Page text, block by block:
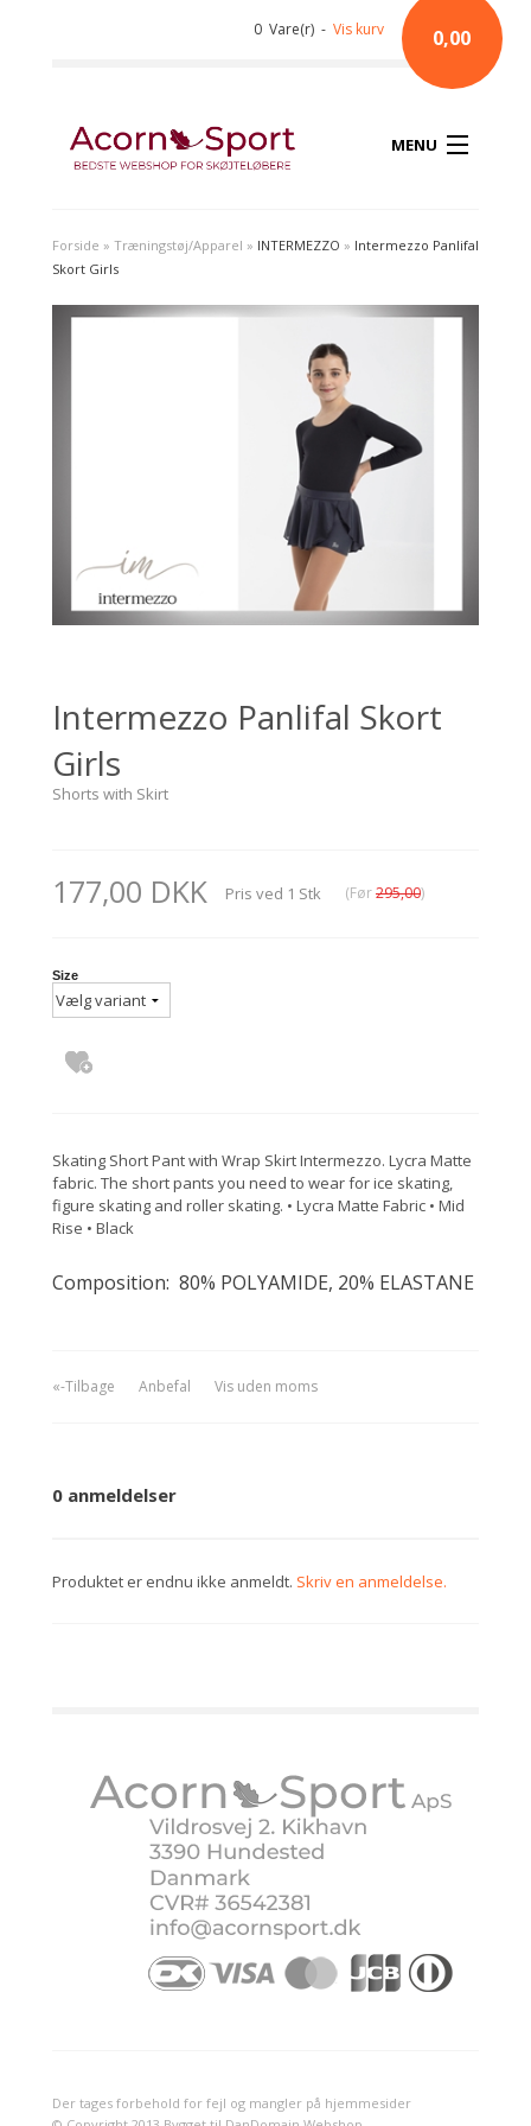
0 Vare(r) - Vis kurv 0,00
MENU
Forside » Træningstøj/Apparel » INTERMEZZO » Intermezzo Panlifal
Skort Girls
Intermezzo Panlifal Skort
Girls
Shorts with Skirt
177,00 DKK Pris ved 1 Stk (Før295,00)
Size
Skating Short Pant with Wrap Skirt Intermezzo. Lycra Matte
fabric. The short pants you need to wear for ice skating,
figure skating and roller skating. • Lycra Matte Fabric • Mid
Rise • Black
Composition: 80% POLYAMIDE, 20% ELASTANE
«-Tilbage Anbefal Vis uden moms
0 anmeldelser
Produktet er endnu ikke anmeldt. Skriv en anmeldelse.
Der tages forbehold for fejl og mangler på hjemmesider